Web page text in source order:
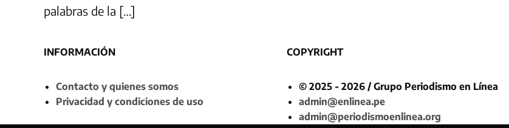
palabras de la […]
INFORMACIÓN
Contacto y quienes somos
Privacidad y condiciones de uso
COPYRIGHT
© 2025 - 2026 / Grupo Periodismo en Línea
admin@enlinea.pe
admin@periodismoenlinea.org